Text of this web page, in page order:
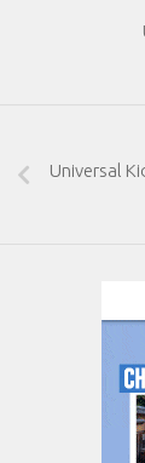
Universal